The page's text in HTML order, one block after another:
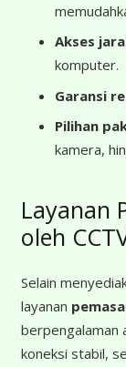
Akses
komputer.
Garansi
Pilihan
kamera,
Layanan
oleh
Selain
layanan
berpengalaman
koneksi stabil,